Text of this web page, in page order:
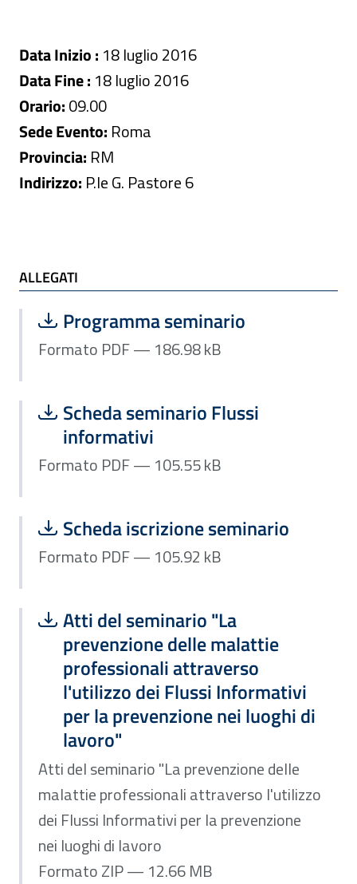
Data Inizio : 18 luglio 2016
Data Fine : 18 luglio 2016
Orario:09.00
Sede Evento: Roma
Provincia: RM
Indirizzo: P.le G. Pastore 6
ALLEGATI e TI POTREBBE INTERESSARE
ALLEGATI
Scarica file:
Programma seminario
Formato PDF — Dimensione 186.98 kB
Formato PDF — 186.98 kB
Scarica file:
Scheda seminario Flussi
informativi
Formato PDF — Dimensione 105.55 kB
Formato PDF — 105.55 kB
Scarica file:
Scheda iscrizione seminario
Formato PDF — Dimensione 105.92 kB
Formato PDF — 105.92 kB
Scarica file:
Atti del seminario "La
prevenzione delle malattie
professionali attraverso
l'utilizzo dei Flussi Informativi
per la prevenzione nei luoghi di
lavoro"
Formato ZIP — Dimensione 12.66 MB
Atti del seminario "La prevenzione delle
malattie professionali attraverso l'utilizzo
dei Flussi Informativi per la prevenzione
nei luoghi di lavoro
Formato ZIP — 12.66 MB